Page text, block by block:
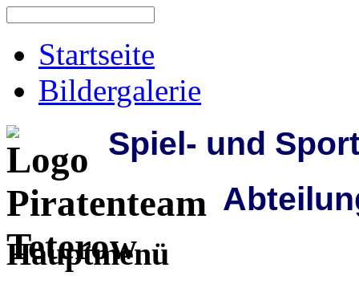
Startseite
Bildergalerie
Spiel- und
Hauptmenü